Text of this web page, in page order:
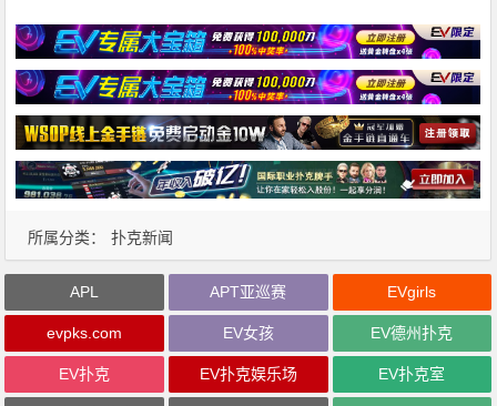
所属分类： 扑克新闻
APL APT亚巡赛 EVgirls
evpks.com EV女孩 EV德州扑克
EV扑克 EV扑克娱乐场 EV扑克室